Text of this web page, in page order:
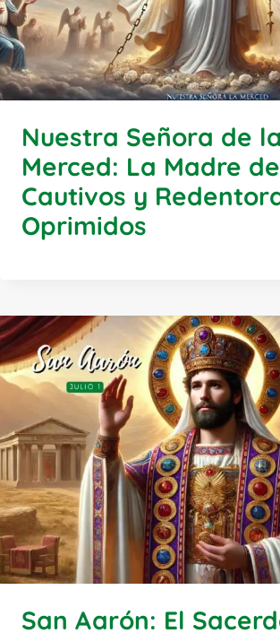
Nuestra Señora de la
Merced: La Madre
Cautivos y
Oprimidos
San Aarón: El